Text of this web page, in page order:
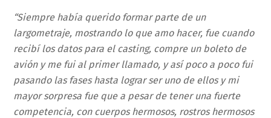
“Siempre había querido formar parte de un
largometraje, mostrando lo que amo hacer, fue cuando
recibí los datos para el casting, compre un boleto de
avión y me fui al primer llamado, y así poco a poco fui
pasando las fases hasta lograr ser uno de ellos y mi
mayor sorpresa fue que a pesar de tener una fuerte
competencia, con cuerpos hermosos, rostros hermosos